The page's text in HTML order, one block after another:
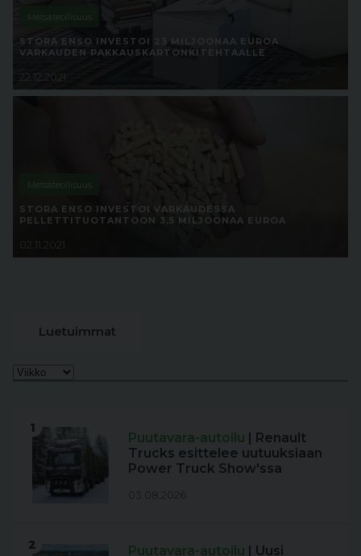
Metsäteollisuus
STORA ENSO INVESTOI 23 MILJOONAA EUROA
VARKAUDEN PAKKAUSKARTONKITEHTAALLE
22.12.2021
Metsäteollisuus
STORA ENSO INVESTOI VARKAUDESSA
PELLETTITUOTANTOON 3,5 MILJOONAA EUROA
02.11.2021
Luetuimmat
1
Puutavara-autoilu | Renault
Trucks esittelee uutuuksiaan
Power Truck Show'ssa
03.08.2026
2 Puutavara-autoilu | Uusi